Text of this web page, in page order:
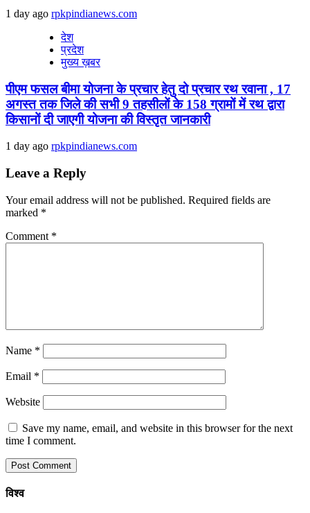
1 day ago rpkpindianews.com
देश
प्रदेश
मुख्य ख़बर
पीएम फसल बीमा योजना के प्रचार हेतु दो प्रचार रथ रवाना , 17
अगस्त तक जिले की सभी 9 तहसीलों के 158 ग्रामों में रथ द्वारा
किसानों दी जाएगी योजना की विस्तृत जानकारी
1 day ago rpkpindianews.com
Leave a Reply
Your email address will not be published. Required fields are
marked *
Comment *
Name *
Email *
Website
Save my name, email, and website in this browser for the next
time I comment.
विश्व